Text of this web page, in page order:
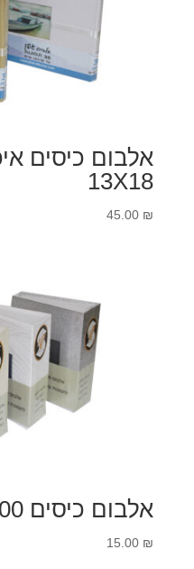
13X18
45.00 ₪
אלבום כיסים 100 תמונות 10X15
15.00 ₪